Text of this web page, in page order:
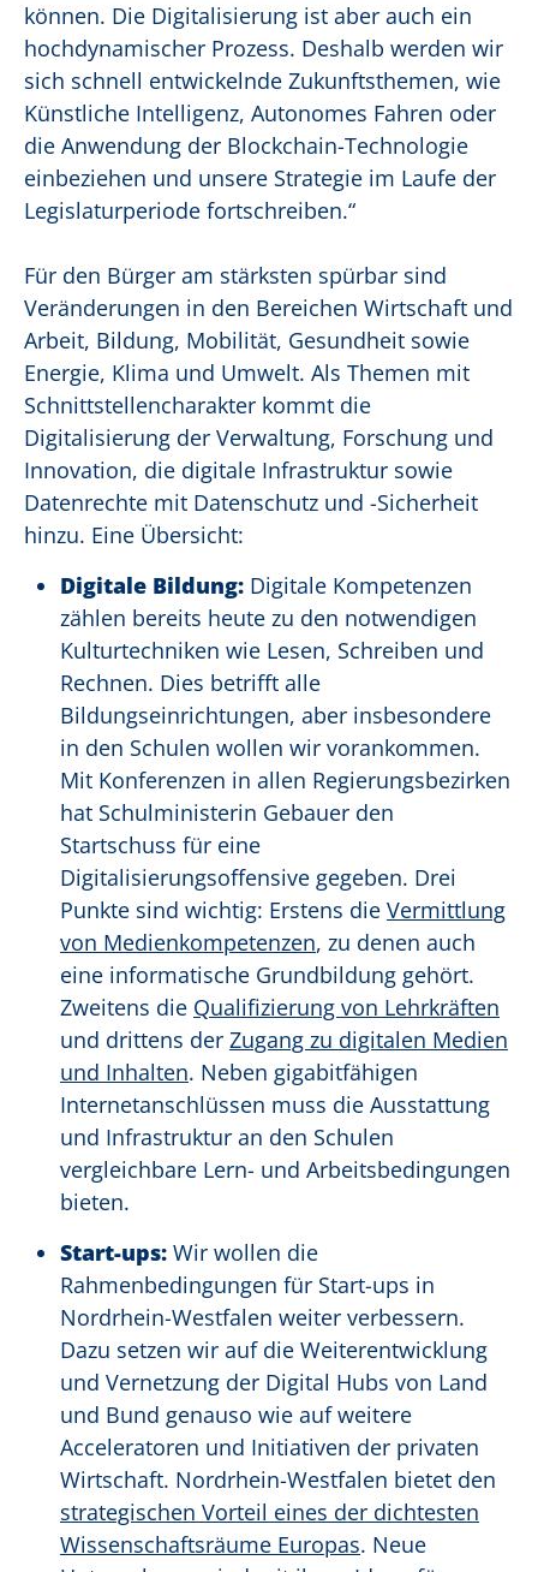
können. Die Digitalisierung ist aber auch ein
hochdynamischer Prozess. Deshalb werden wir
sich schnell entwickelnde Zukunftsthemen, wie
Künstliche Intelligenz, Autonomes Fahren oder
die Anwendung der Blockchain-Technologie
einbeziehen und unsere Strategie im Laufe der
Legislaturperiode fortschreiben.“
Für den Bürger am stärksten spürbar sind
Veränderungen in den Bereichen Wirtschaft und
Arbeit, Bildung, Mobilität, Gesundheit sowie
Energie, Klima und Umwelt. Als Themen mit
Schnittstellencharakter kommt die
Digitalisierung der Verwaltung, Forschung und
Innovation, die digitale Infrastruktur sowie
Datenrechte mit Datenschutz und -Sicherheit
hinzu. Eine Übersicht:
Digitale Bildung: Digitale Kompetenzen
zählen bereits heute zu den notwendigen
Kulturtechniken wie Lesen, Schreiben und
Rechnen. Dies betrifft alle
Bildungseinrichtungen, aber insbesondere
in den Schulen wollen wir vorankommen.
Mit Konferenzen in allen Regierungsbezirken
hat Schulministerin Gebauer den
Startschuss für eine
Digitalisierungsoffensive gegeben. Drei
Punkte sind wichtig: Erstens die Vermittlung
von Medienkompetenzen, zu denen auch
eine informatische Grundbildung gehört.
Zweitens die Qualifizierung von Lehrkräften
und drittens der Zugang zu digitalen Medien
und Inhalten. Neben gigabitfähigen
Internetanschlüssen muss die Ausstattung
und Infrastruktur an den Schulen
vergleichbare Lern- und Arbeitsbedingungen
bieten.
Start-ups: Wir wollen die
Rahmenbedingungen für Start-ups in
Nordrhein-Westfalen weiter verbessern.
Dazu setzen wir auf die Weiterentwicklung
und Vernetzung der Digital Hubs von Land
und Bund genauso wie auf weitere
Acceleratoren und Initiativen der privaten
Wirtschaft. Nordrhein-Westfalen bietet den
strategischen Vorteil eines der dichtesten
Wissenschaftsräume Europas. Neue